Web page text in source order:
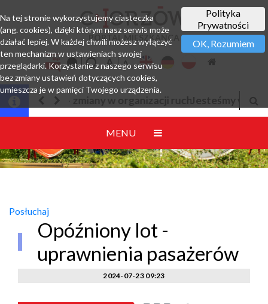
PORTAL MIESZKAŃCA
Jesteśmy w EZD
MENU
Posłuchaj
Opóźniony lot -
uprawnienia pasażerów
2024-07-23 09:23
Polityka
Prywatności
OK, Rozumiem
Na tej stronie wykorzystujemy ciasteczka
(ang. cookies), dzięki którym nasz serwis może
działać lepiej. W każdej chwili możesz wyłączyć
ten mechanizm w ustawieniach swojej
przeglądarki. Korzystanie z naszego serwisu
bez zmiany ustawień dotyczących cookies,
umieszcza je w pamięci Twojego urządzenia.